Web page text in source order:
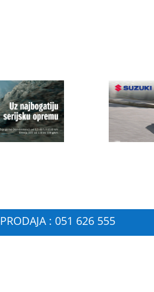
PRODAJA : 051 626 555